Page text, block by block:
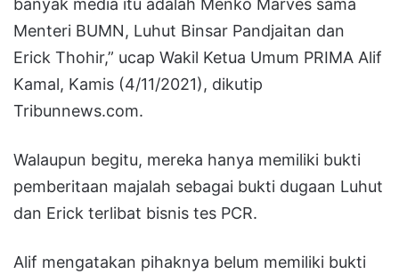
banyak media itu adalah Menko Marves sama
Menteri BUMN, Luhut Binsar Pandjaitan dan
Erick Thohir,” ucap Wakil Ketua Umum PRIMA Alif
Kamal, Kamis (4/11/2021), dikutip
Tribunnews.com.
Walaupun begitu, mereka hanya memiliki bukti
pemberitaan majalah sebagai bukti dugaan Luhut
dan Erick terlibat bisnis tes PCR.
Alif mengatakan pihaknya belum memiliki bukti